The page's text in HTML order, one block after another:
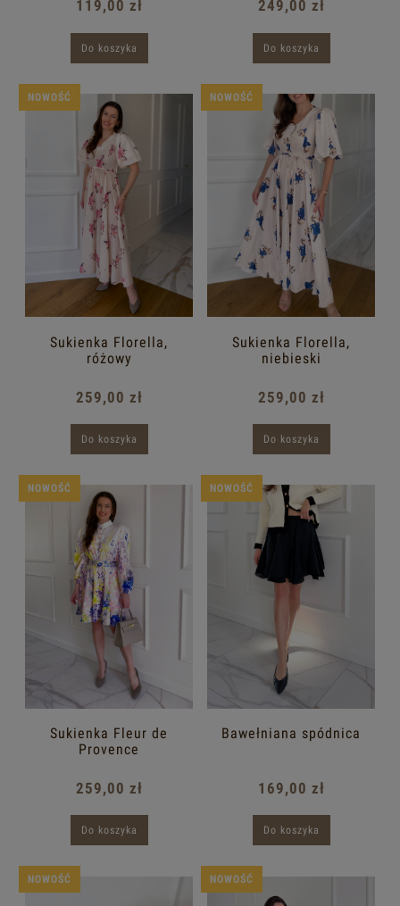
119,00 zł
Do koszyka
249,00 zł
Do koszyka
Sukienka Florella,
różowy
259,00 zł
Do koszyka
NOWOŚĆ
Sukienka Florella,
niebieski
259,00 zł
Do koszyka
NOWOŚĆ
Sukienka Fleur de
Provence
259,00 zł
Do koszyka
NOWOŚĆ
Bawełniana spódnica
169,00 zł
Do koszyka
NOWOŚĆ
NOWOŚĆ NOWOŚĆ